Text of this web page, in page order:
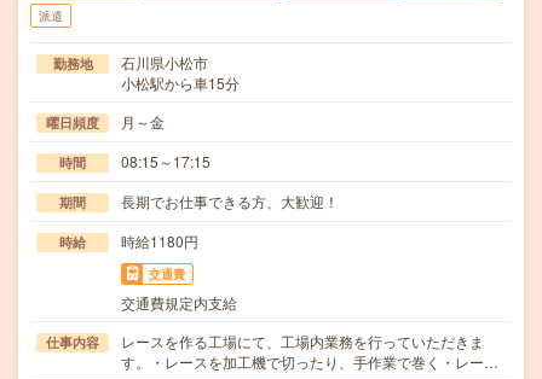
派遣
勤務地
石川県小松市
小松駅から車15分
曜日頻度 月～金
時間 08:15～17:15
期間 長期でお仕事できる方、大歓迎！
時給 時給1180円
交通費
交通費規定内支給
仕事内容
レースを作る工場にて、工場内業務を行っていただきま
す。・レースを加工機で切ったり、手作業で巻く・レー…